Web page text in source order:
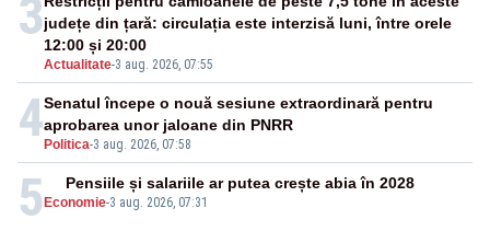
3
Actualitate-3 aug. 2026, 07:55
județe din țară: circulația este interzisă luni, între orele
12:00 și 20:00
4 Politica-3 aug. 2026, 07:58
Senatul începe o nouă sesiune extraordinară pentru
aprobarea unor jaloane din PNRR
5 Economie-3 aug. 2026, 07:31
Pensiile și salariile ar putea crește abia în 2028